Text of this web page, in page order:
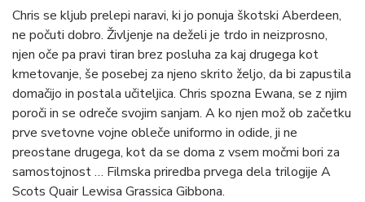
Chris se kljub prelepi naravi, ki jo ponuja škotski Aberdeen,
ne počuti dobro. Življenje na deželi je trdo in neizprosno,
njen oče pa pravi tiran brez posluha za kaj drugega kot
kmetovanje, še posebej za njeno skrito željo, da bi zapustila
domačijo in postala učiteljica. Chris spozna Ewana, se z njim
poroči in se odreče svojim sanjam. A ko njen mož ob začetku
prve svetovne vojne obleče uniformo in odide, ji ne
preostane drugega, kot da se doma z vsem močmi bori za
samostojnost … Filmska priredba prvega dela trilogije A
Scots Quair Lewisa Grassica Gibbona.